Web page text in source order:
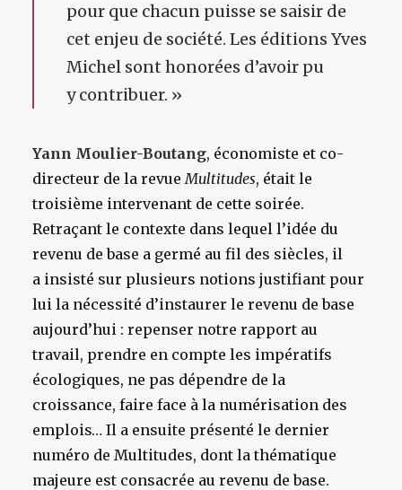
pour que chacun puisse se saisir de
cet enjeu de société. Les éditions Yves
Michel sont honorées d’avoir pu
y contribuer. »
Yann Moulier-Boutang, économiste et co-
directeur de la revue Multitudes, était le
troisième intervenant de cette soirée.
Retraçant le contexte dans lequel l’idée du
revenu de base a germé au fil des siècles, il
a insisté sur plusieurs notions justifiant pour
lui la nécessité d’instaurer le revenu de base
aujourd’hui : repenser notre rapport au
travail, prendre en compte les impératifs
écologiques, ne pas dépendre de la
croissance, faire face à la numérisation des
emplois… Il a ensuite présenté le dernier
numéro de Multitudes, dont la thématique
majeure est consacrée au revenu de base.